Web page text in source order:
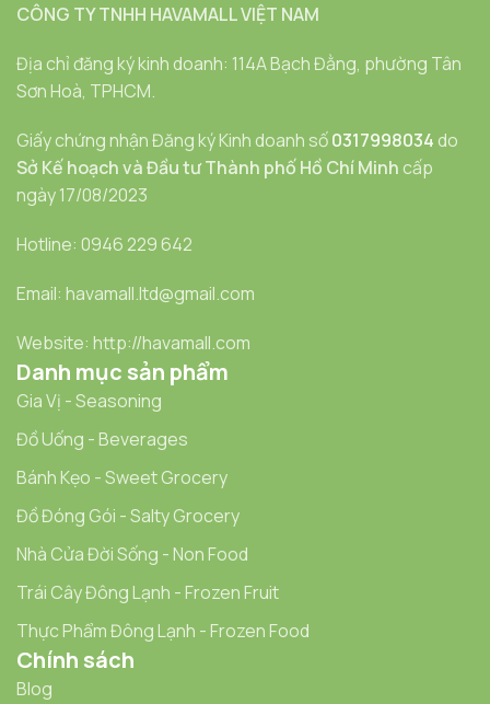
CÔNG TY TNHH HAVAMALL VIỆT NAM
Địa chỉ đăng ký kinh doanh: 114A Bạch Đằng, phường Tân
Sơn Hoà, TPHCM.
Giấy chứng nhận Đăng ký Kinh doanh số0317998034 do
Sở Kế hoạch và Đầu tư Thành phố Hồ Chí Minh cấp
ngày 17/08/2023
Hotline: 0946 229 642
Email: havamall.ltd@gmail.com
Website: http://havamall.com
Danh mục sản phẩm
Gia Vị - Seasoning
Đồ Uống - Beverages
Bánh Kẹo - Sweet Grocery
Đồ Đóng Gói - Salty Grocery
Nhà Cửa Đời Sống - Non Food
Trái Cây Đông Lạnh - Frozen Fruit
Thực Phẩm Đông Lạnh - Frozen Food
Chính sách
Blog